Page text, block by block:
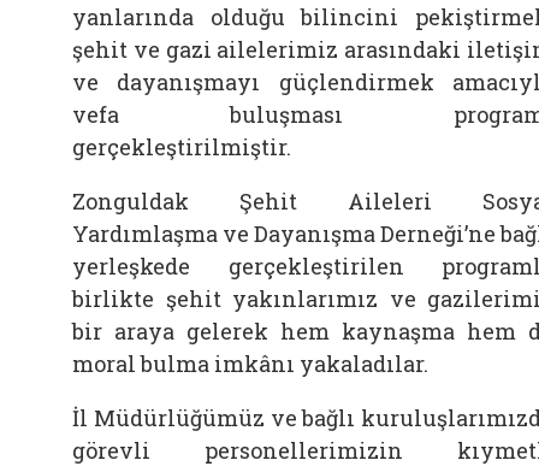
yanlarında olduğu bilincini
şehit ve gazi ailelerimiz arasındaki
ve dayanışmayı güçlendirmek
vefa buluşması
gerçekleştirilmiştir.
Zonguldak Şehit Aileleri
Yardımlaşma ve Dayanışma Derneği’ne
yerleşkede gerçekleştirilen
birlikte şehit yakınlarımız ve
bir araya gelerek hem kaynaşma hem
moral bulma imkânı yakaladılar.
İl Müdürlüğümüz ve bağlı
görevli personellerimizin